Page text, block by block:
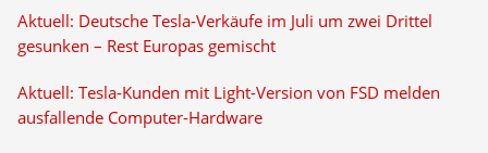
Aktuell: Deutsche Tesla-Verkäufe im Juli um zwei Drittel
gesunken – Rest Europas gemischt
Aktuell: Tesla-Kunden mit Light-Version von FSD melden
ausfallende Computer-Hardware